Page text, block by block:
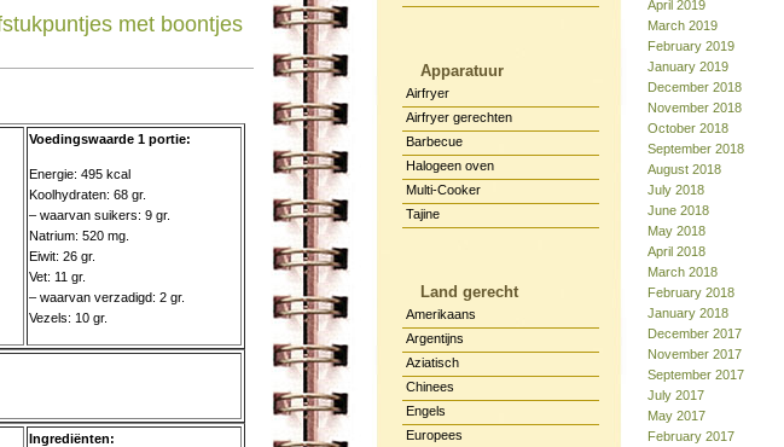
met boontjes
Voedingswaarde 1 portie:
Energie: 495 kcal
Koolhydraten: 68 gr.
– waarvan suikers: 9 gr.
Natrium: 520 mg.
Eiwit: 26 gr.
Vet: 11 gr.
– waarvan verzadigd: 2 gr.
Vezels: 10 gr.
Ingrediënten:
Apparatuur
Airfryer
Airfryer gerechten
Barbecue
Halogeen oven
Multi-Cooker
Tajine
Land gerecht
Amerikaans
Argentijns
Aziatisch
Chinees
Engels
Europees
April 2019
March 2019
February 2019
January 2019
December 2018
November 2018
October 2018
September 2018
August 2018
July 2018
June 2018
May 2018
April 2018
March 2018
February 2018
January 2018
December 2017
November 2017
September 2017
July 2017
May 2017
February 2017